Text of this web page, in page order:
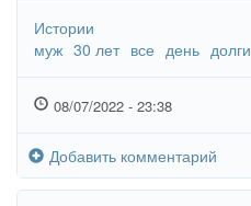
Истории
муж 30 лет все день долги
08/07/2022 - 23:38
Добавить комментарий